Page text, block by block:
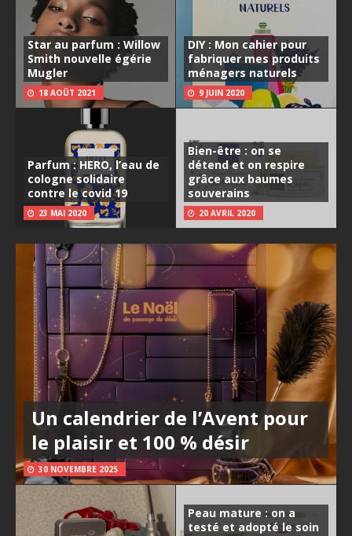
Star au parfum : Willow
Smith nouvelle égérie
Mugler
18 AOÛT 2021
DIY : Mon cahier pour
fabriquer mes produits
ménagers naturels
9 JUIN 2020
Parfum : HERO, l’eau de
cologne solidaire
contre le covid 19
23 MAI 2020
Bien-être : on se
détend et on respire
grâce aux baumes
souverains
20 AVRIL 2020
Un calendrier de l’Avent pour
le plaisir et 100 % désir
30 NOVEMBRE 2025
Peau mature : on a
testé et adopté le soin